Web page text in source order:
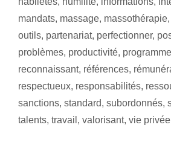
mandats, massage, massothérapie,
outils, partenariat, perfectionner,
problèmes, productivité, programme
reconnaissant, références,
respectueux, responsabilités,
sanctions, standard, subordonnés,
talents, travail , valorisant, vie privée